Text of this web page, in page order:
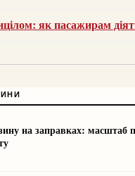
як пасажирам
на заправках: масштаб